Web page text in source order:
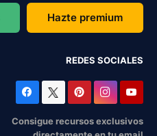
Hazte premium
REDES SOCIALES
Consigue recursos exclusivos